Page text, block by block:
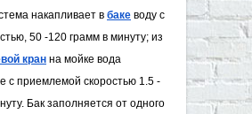
накапливает в б​аке воду с
50 -120 грамм в минуту; из
кран на мойке вода
с приемлемой скоростью 1.5 -
Бак заполняется от одного